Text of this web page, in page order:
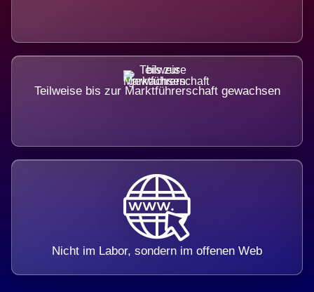
Teilweise bis zur Marktführerschaft gewachsen
Nicht im Labor, sondern im offenen Web